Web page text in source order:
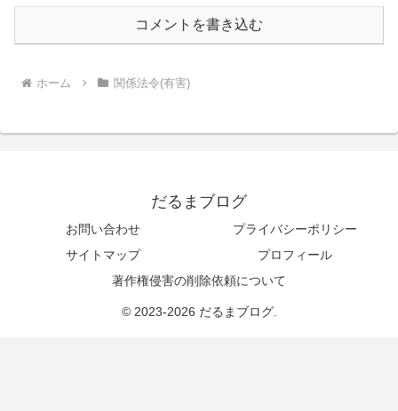
コメントを書き込む
ホーム 関係法令(有害)
だるまブログ
お問い合わせ
プライバシーポリシー
サイトマップ
プロフィール
著作権侵害の削除依頼について
© 2023-2026 だるまブログ.